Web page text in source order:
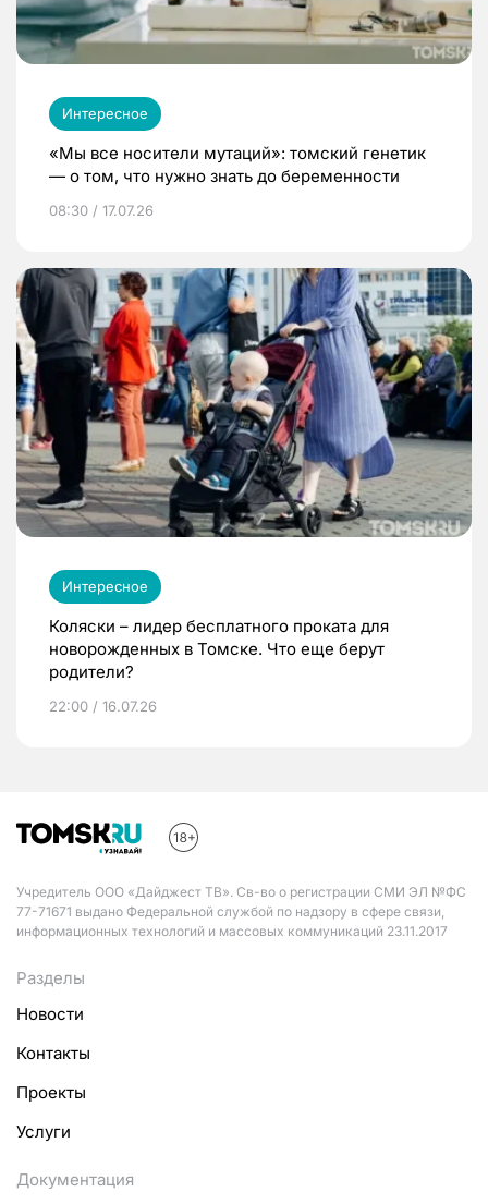
Интересное
«Мы все носители мутаций»: томский генетик
— о том, что нужно знать до беременности
08:30 / 17.07.26
Интересное
Коляски – лидер бесплатного проката для
новорожденных в Томске. Что еще берут
родители?
22:00 / 16.07.26
Учредитель ООО «Дайджест ТВ». Св-во о регистрации СМИ ЭЛ №ФС
77-71671 выдано Федеральной службой по надзору в сфере связи,
информационных технологий и массовых коммуникаций 23.11.2017
Разделы
Новости
Контакты
Проекты
Услуги
Документация